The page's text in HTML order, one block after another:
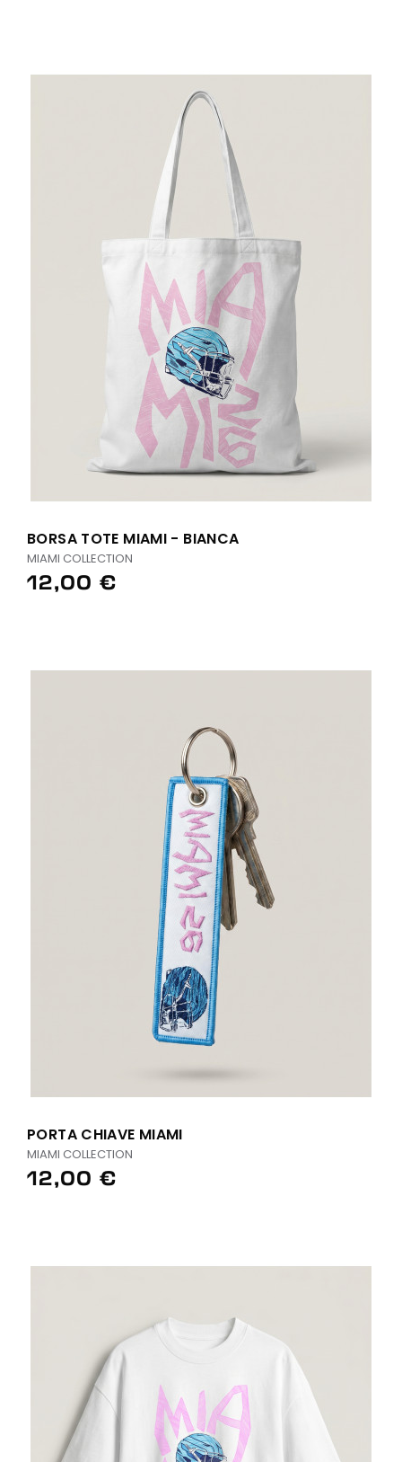
BORSA TOTE MIAMI - BIANCA
MIAMI COLLECTION
12,00 €
PORTA CHIAVE MIAMI
MIAMI COLLECTION
12,00 €